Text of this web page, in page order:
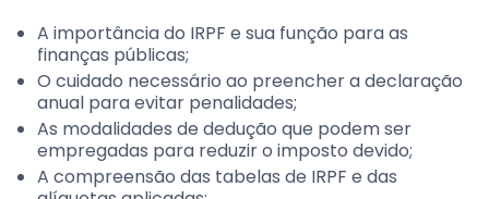
A importância do IRPF e sua função para as
finanças públicas;
O cuidado necessário ao preencher a declaração
anual para evitar penalidades;
As modalidades de dedução que podem ser
empregadas para reduzir o imposto devido;
A compreensão das tabelas de IRPF e das